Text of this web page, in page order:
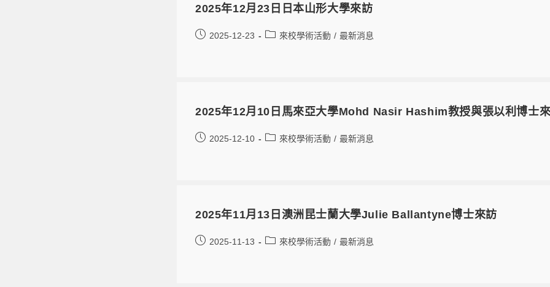
2025年12月23日日本山形大學來訪
2025-12-23 來校學術活動 / 最新消息
2025年12月10日馬來亞大學Mohd Nasir Hashim教授與張以利博士
2025-12-10 來校學術活動 / 最新消息
2025年11月13日澳洲昆士蘭大學Julie Ballantyne博士來訪
2025-11-13 來校學術活動 / 最新消息